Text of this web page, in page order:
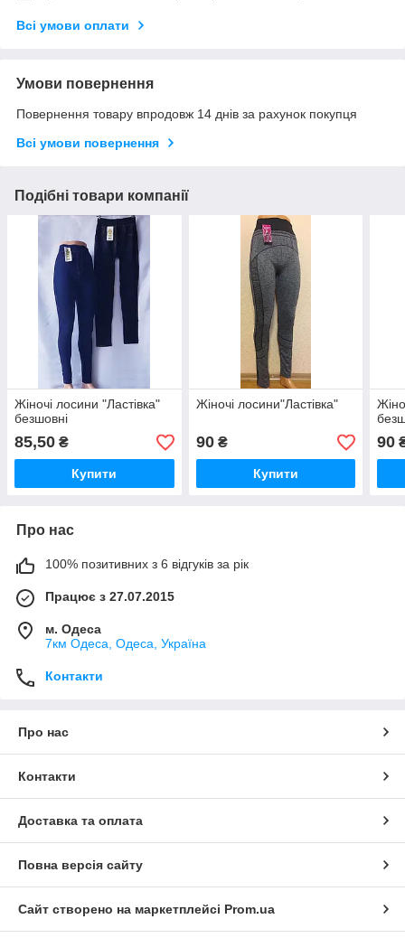
Всі умови оплати
Умови повернення
Повернення товару впродовж 14 днів за рахунок покупця
Всі умови повернення
Подібні товари компанії
Жіночі лосини "Ластівка"
безшовні
85,50 ₴
Купити
Жіночі лосини"Ластівка"
90₴
Купити
90
Про нас
100% позитивних з 6 відгуків за рік
Працює з 27.07.2015
м. Одеса
7км Одеса, Одеса, Україна
Контакти
Про нас
Контакти
Доставка та оплата
Повна версія сайту
Сайт створено на маркетплейсі Prom.ua